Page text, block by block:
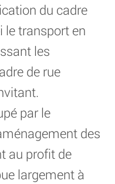
du cadre
le transport en
les
de rue
par le
des
au profit de
largement à